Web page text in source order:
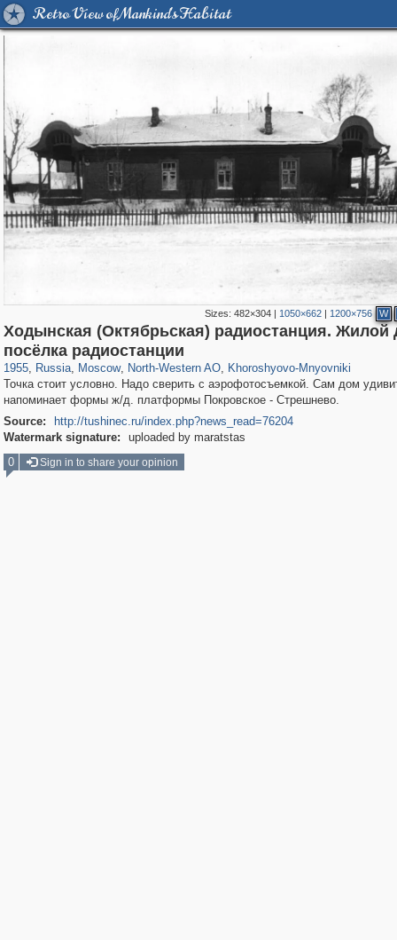
Retro View of Mankind's Habitat
Sizes: 482×304| 1050×662| 1200×756 W
Ходынская (Октябрьская) радиостанция. Жилой
посёлка радиостанции
1955, Russia
1,406,485 29,243
, Moscow
319,780 8,286
, North-Western AO
8,080 112
, Khoroshyovo-Mnyovniki
Точка стоит условно. Надо сверить с аэрофотосъемкой. Сам дом
напоминает формы ж/д. платформы Покровское - Стрешнево.
Source:
http://tushinec.ru/index.php?news_read=76204
Watermark signature:
uploaded by maratstas
0
Sign in to share your opinion